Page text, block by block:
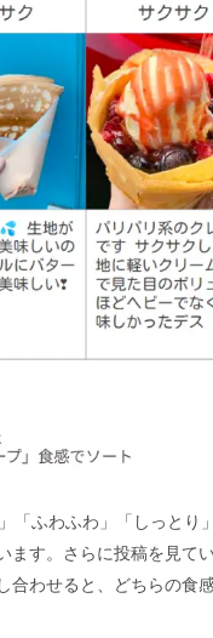
ふわふわ」「しっとり
ます。さらに投稿を見て
わせると、どちらの食